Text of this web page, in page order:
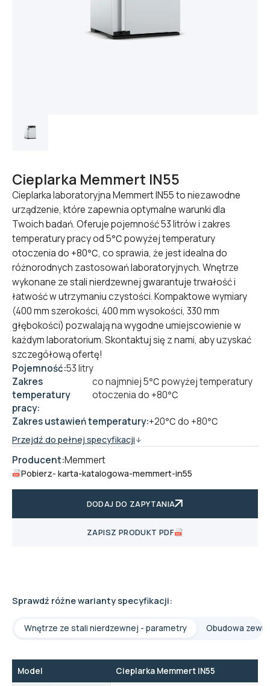
Cieplarka Memmert IN55
Cieplarka laboratoryjna Memmert IN55 to niezawodne
urządzenie, które zapewnia optymalne warunki dla
Twoich badań. Oferuje pojemność 53 litrów i zakres
temperatury pracy od 5℃ powyżej temperatury
otoczenia do +80℃, co sprawia, że jest idealna do
różnorodnych zastosowań laboratoryjnych. Wnętrze
wykonane ze stali nierdzewnej gwarantuje trwałość i
łatwość w utrzymaniu czystości. Kompaktowe wymiary
(400 mm szerokości, 400 mm wysokości, 330 mm
głębokości) pozwalają na wygodne umiejscowienie w
każdym laboratorium. Skontaktuj się z nami, aby uzyskać
szczegółową ofertę!
Pojemność:53 litry
Zakres
temperatury
pracy:
co najmniej 5℃ powyżej temperatury
otoczenia do +80℃
Zakres ustawień temperatury:+20℃ do +80℃
Przejdź do pełnej specyfikacji
Producent:Memmert
Pobierz- karta-katalogowa-memmert-in55
DODAJ DO ZAPYTANIA
ZAPISZ PRODUKT PDF
Sprawdź różne warianty specyfikacji:
Wnętrze ze stali nierdzewnej - parametry Obudowa
Model
Cieplarka Memmert IN55